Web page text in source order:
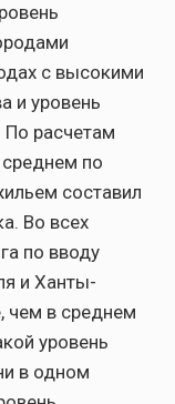
с высокими
и уровень
расчетам
среднем по
составил
Во всех
по вводу
и Ханты-
чем в среднем
уровень
в одном